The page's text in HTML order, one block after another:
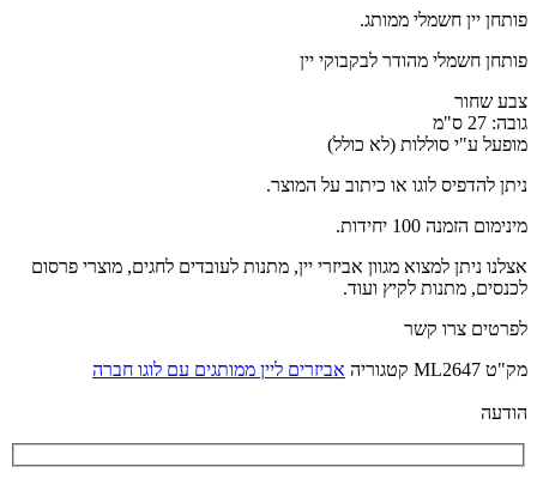
פותחן יין חשמלי ממותג.
פותחן חשמלי מהודר לבקבוקי יין
צבע שחור
גובה: 27 ס"מ
מופעל ע"י סוללות (לא כולל)
ניתן להדפיס לוגו או כיתוב על המוצר.
מינימום הזמנה 100 יחידות.
אצלנו ניתן למצוא מגוון אביזרי יין, מתנות לעובדים לחגים, מוצרי פרסום
לכנסים, מתנות לקיץ ועוד.
לפרטים צרו קשר
מק"ט ML2647 קטגוריה אביזרים ליין ממותגים עם לוגו חברה
הודעה